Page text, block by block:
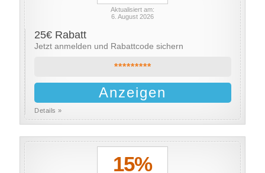
Aktualisiert am:
6. August 2026
25€ Rabatt
Jetzt anmelden und Rabattcode sichern
*********
Anzeigen
Details »
15%